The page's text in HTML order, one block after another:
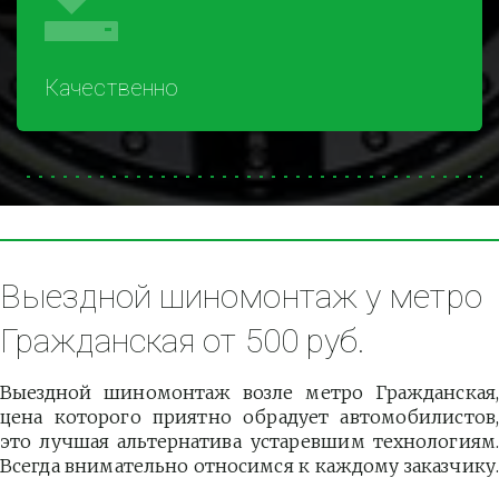
Качественно
Выездной шиномонтаж у метро
Гражданская от 500 руб.
Выездной шиномонтаж возле метро Гражданская,
цена которого приятно обрадует автомобилистов,
это лучшая альтернатива устаревшим технологиям.
Всегда внимательно относимся к каждому заказчику.